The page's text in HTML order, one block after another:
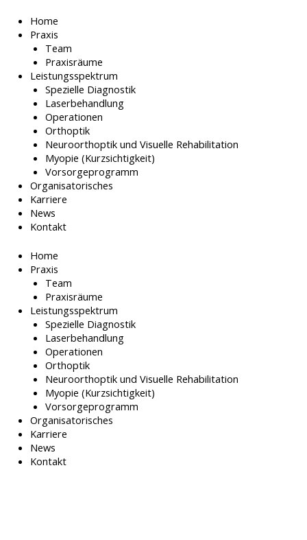
Inhalt
springen
Home
Praxis
Team
Praxisräume
Leistungsspektrum
Spezielle Diagnostik
Laserbehandlung
Operationen
Orthoptik
Neuroorthoptik und Visuelle Rehabilitation
Myopie (Kurzsichtigkeit)
Vorsorgeprogramm
Organisatorisches
Karriere
News
Kontakt
Home
Praxis
Team
Praxisräume
Leistungsspektrum
Spezielle Diagnostik
Laserbehandlung
Operationen
Orthoptik
Neuroorthoptik und Visuelle Rehabilitation
Myopie (Kurzsichtigkeit)
Vorsorgeprogramm
Organisatorisches
Karriere
News
Kontakt